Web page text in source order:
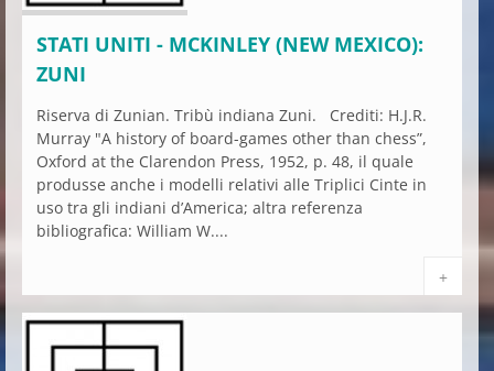
STATI UNITI - MCKINLEY (NEW MEXICO):
ZUNI
Riserva di Zunian. Tribù indiana Zuni. Crediti: H.J.R.
Murray "A history of board-games other than chess”,
Oxford at the Clarendon Press, 1952, p. 48, il quale
produsse anche i modelli relativi alle Triplici Cinte in
uso tra gli indiani d’America; altra referenza
bibliografica: William W....
+